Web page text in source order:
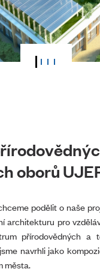
oborů
podělit o naše
architekturu pro
přírodovědných a
navrhli jako
města.